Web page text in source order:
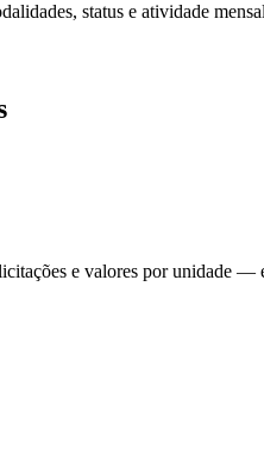
status e atividade
e valores por unidade —